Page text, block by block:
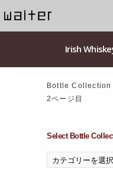
Irish
Bottle Collection
2ページ目
Select Bottle